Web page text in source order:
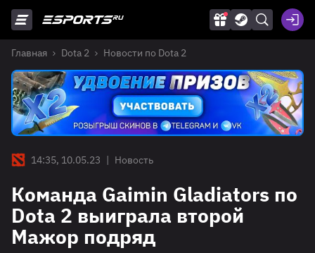
Главная Dota 2 Новости по Dota 2
14:35, 10.05.23 | Новость
Команда Gaimin Gladiators по
Dota 2 выиграла второй
Мажор подряд